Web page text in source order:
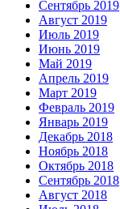
Сентябрь 2019
Август 2019
Июль 2019
Июнь 2019
Май 2019
Апрель 2019
Март 2019
Февраль 2019
Январь 2019
Декабрь 2018
Ноябрь 2018
Октябрь 2018
Сентябрь 2018
Август 2018